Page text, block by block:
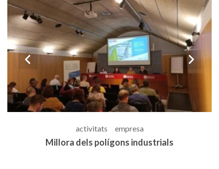
activitats empresa
Millora dels polígons industrials
prev